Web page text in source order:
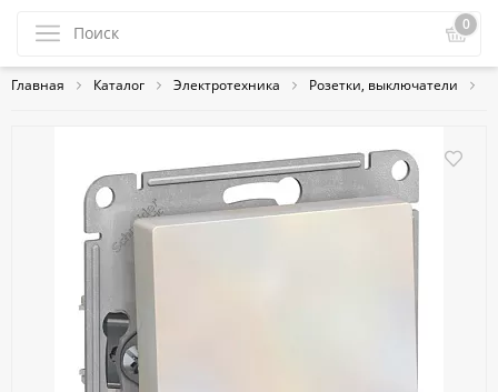
0
Главная Каталог Электротехника Розетки, выключатели